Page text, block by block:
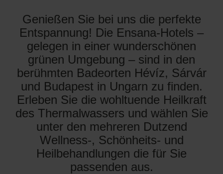
Genießen Sie bei uns die perfekte
Entspannung! Die Ensana-Hotels –
gelegen in einer wunderschönen
grünen Umgebung – sind in den
berühmten Badeorten Hévíz, Sárvár
und Budapest in Ungarn zu finden.
Erleben Sie die wohltuende Heilkraft
des Thermalwassers und wählen Sie
unter den mehreren Dutzend
Wellness-, Schönheits- und
Heilbehandlungen die für Sie
passenden aus.